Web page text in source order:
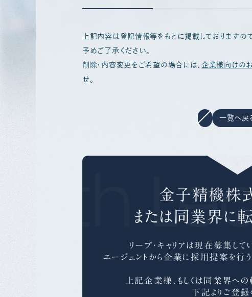
上記内容は登記情報等をもとに掲載しておりますの
予めご了承ください。
削除・内容変更をご希望の場合には、企業様向けの
せ。
一覧へ戻
金子精機株
または同業界に
リープ・キャリアは現在募集してい
エージェントから企業に採用提案を行う
上記企業様、もしくは同業界への
下記よりご登録